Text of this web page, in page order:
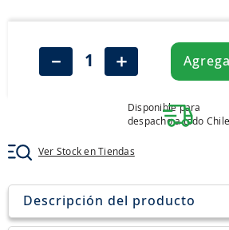
＋
－
Disponible para
despacho a todo Chile
Ver Stock en Tiendas
Descripción del producto
john deere